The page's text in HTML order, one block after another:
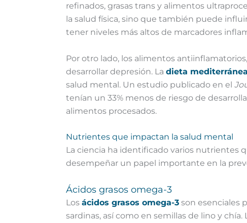
refinados, grasas trans y alimentos
la salud física, sino que también puede
tener niveles más altos de marcadores
Por otro lado, los alimentos
desarrollar depresión. La dieta mediterránea
salud mental. Un estudio publicado en el
tenían un 33% menos de riesgo de
alimentos procesados.
Nutrientes que impactan la salud mental
La ciencia ha identificado varios nutrientes
desempeñar un papel importante en la
Ácidos grasos omega-3
Los ácidos grasos omega-3 son esenciales
sardinas, así como en semillas de lino y